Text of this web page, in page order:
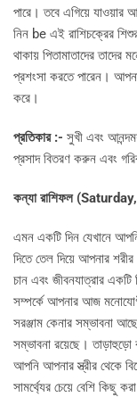
পারে। তবে এগিয়ে যাওয়ার
নিন be এই রাশিচক্রের
থাকায় পিতামাতাদের
প্রশংসা করতে পারেন।
করে।
প্রতিকার :- সুখী এবং আনন্দময়
প্রসাদ বিতরণ করুন এবং
কন্যা রাশিফল
এমন একটি দিন যেখানে
দিতে তেল দিয়ে আপনার
চান এবং জীবনযাত্রার
সম্পর্কে আপনার আজ
সরঞ্জাম কেনার সম্ভাবনা
সম্ভাবনা রয়েছে। তাড়াহুড়ো
আপনি আপনার স্ত্রীর থেকে
সামর্থ্যের চেয়ে বেশি কিছু